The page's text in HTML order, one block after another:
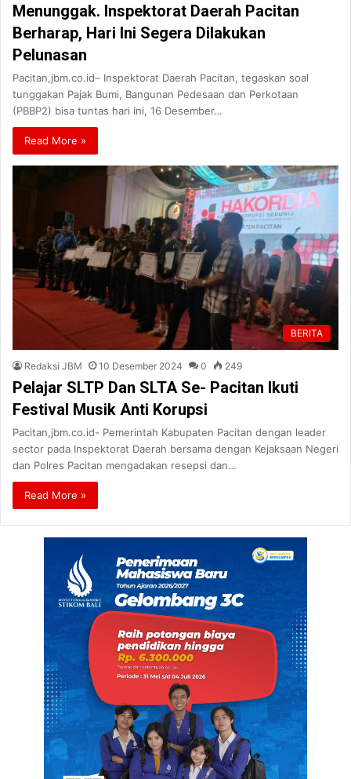
Menunggak. Inspektorat Daerah Pacitan
Berharap, Hari Ini Segera Dilakukan
Pelunasan
Pacitan,jbm.co.id– Inspektorat Daerah Pacitan, tegaskan soal
tunggakan Pajak Bumi, Bangunan Pedesaan dan Perkotaan
(PBBP2) bisa tuntas hari ini, 16 Desember…
Read More »
BERITA
Redaksi JBM 10 Desember 2024 0 249
Pelajar SLTP Dan SLTA Se- Pacitan Ikuti
Festival Musik Anti Korupsi
Pacitan,jbm.co.id- Pemerintah Kabupaten Pacitan dengan leader
sector pada Inspektorat Daerah bersama dengan Kejaksaan Negeri
dan Polres Pacitan mengadakan resepsi dan…
Read More »